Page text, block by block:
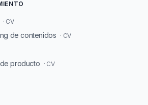
· CV
de contenidos · CV
producto · CV